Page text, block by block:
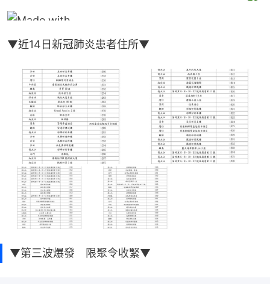
▼近14日新冠肺炎患者住所▼
▼第三波爆發 限聚令收緊▼